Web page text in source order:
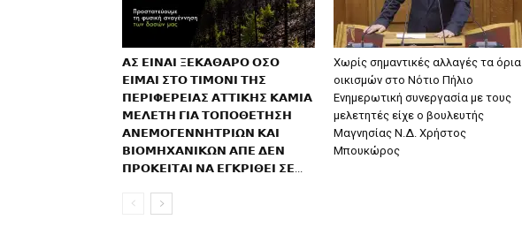
𝝖𝝨 𝝚𝝞𝝢𝝖𝝞 𝝣𝝚𝝟𝝖𝝝𝝖𝝦𝝤 𝝤𝝨𝝤
𝝚𝝞𝝡𝝖𝝞 𝝨𝝩𝝤 𝝩𝝞𝝡𝝤𝝢𝝞 𝝩𝝜𝝨
𝝥𝝚𝝦𝝞𝝫𝝚𝝦𝝚𝝞𝝖𝝨 𝝖𝝩𝝩𝝞𝝟𝝜𝝨 𝝟𝝖𝝡𝝞𝝖
𝝡𝝚𝝠𝝚𝝩𝝜 𝝘𝝞𝝖 𝝩𝝤𝝥𝝤𝝝𝝚𝝩𝝜𝝨𝝜
𝝖𝝢𝝚𝝡𝝤𝝘𝝚𝝢𝝢𝝜𝝩𝝦𝝞𝝮𝝢 𝝟𝝖𝝞
𝝗𝝞𝝤𝝡𝝜𝝬𝝖𝝢𝝞𝝟𝝮𝝢 𝝖𝝥𝝚 𝝙𝝚𝝢
𝝥𝝦𝝤𝝟𝝚𝝞𝝩𝝖𝝞 𝝢𝝖 𝝚𝝘𝝟𝝦𝝞𝝝𝝚𝝞 𝝨𝝚...
Χωρίς σημαντικές αλλαγές τα όρια
οικισμών στο Νότιο Πήλιο
Ενημερωτική συνεργασία με τους
μελετητές είχε ο βουλευτής
Μαγνησίας Ν.Δ. Χρήστος
Μπουκώρος